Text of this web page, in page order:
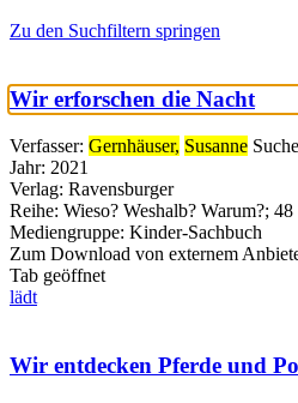
Zu den Suchfiltern springen
Wir erforschen die Nacht
Verfasser: Gernhäuser, Susanne
Jahr: 2021
Verlag: Ravensburger
Reihe: Wieso? Weshalb? Warum?; 48
Mediengruppe: Kinder-Sachbuch
Zum Download von externem
Tab geöffnet
lädt
Wir entdecken Pferde und